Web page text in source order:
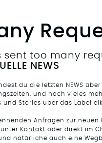
sent too many
NEWS
du die letzten NEWS
und noch vieles
und Stories über das Label
Anfragen zur
Kontakt oder direkt im
natürliche auch eine